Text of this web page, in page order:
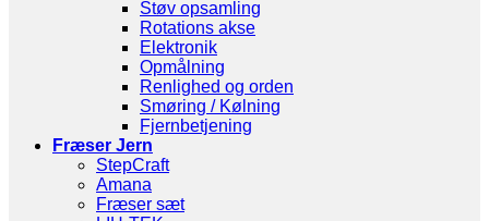
Støv opsamling
Rotations akse
Elektronik
Opmålning
Renlighed og orden
Smøring / Kølning
Fjernbetjening
Fræser Jern
StepCraft
Amana
Fræser sæt